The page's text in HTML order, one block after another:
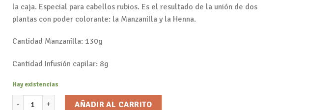
la caja. Especial para cabellos rubios. Es el resultado de la unión de dos
plantas con poder colorante: la Manzanilla y la Henna.
Cantidad Manzanilla: 130g
Cantidad Infusión capilar: 8g
Hay existencias
Coloración Vegetal Manzanilla/Henna Morena cantidad
AÑADIR AL CARRITO